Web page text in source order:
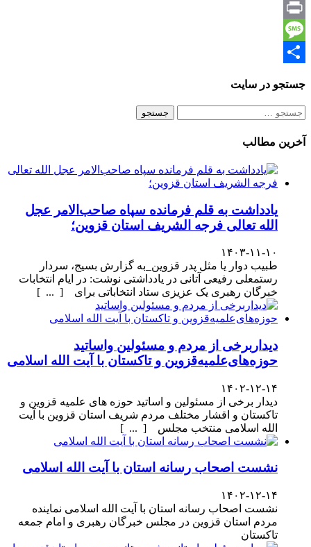
Email
Print
Message
جستجو در سایت
جستجو
آخرین مطالب
یادداشت به قلم فرمانده سپاه صاحب‌الامر عجل
الله تعالی فرجه الشریف استان قزوین؛
۱۴۰۳-۱۱-۱۰
طبیب دوار یا مثل پدر قزوین_به گزارش بسیج، سردار
رستمعلی رفیعی آتانی در یادداشتی نوشت: در ایام انتخابات
خبرگان رهبری یک عزیزی ستاد انتخاباتی برای [ ... ]
دیداربرخی از مردم و مسئولین واساتید
حوزه‌های‌علمیه‌قزوین و تاکستان با آیت الله اسلامی
۱۴۰۲-۱۲-۱۴
دیدار برخی از مسئولین و اساتید حوزه های علمیه قزوین و
تاکستان و اقشار مختلف مردم شریف استان قزوین با آیت
الله اسلامی منتخب مجلس [ ... ]
نشست اصحاب رسانه استان با آیت الله اسلامی
۱۴۰۲-۱۲-۱۴
نشست اصحاب رسانه استان با آیت الله اسلامی نماینده
مردم استان قزوین در مجلس خبرگان رهبری و امام جمعه
تاکستان